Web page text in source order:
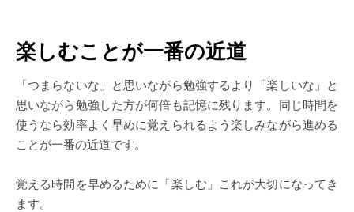
楽しむことが一番の近道
「つまらないな」と思いながら勉強するより「楽しいな」と
思いながら勉強した方が何倍も記憶に残ります。同じ時間を
使うなら効率よく早めに覚えられるよう楽しみながら進める
ことが一番の近道です。
覚える時間を早めるために「楽しむ」これが大切になってき
ます。